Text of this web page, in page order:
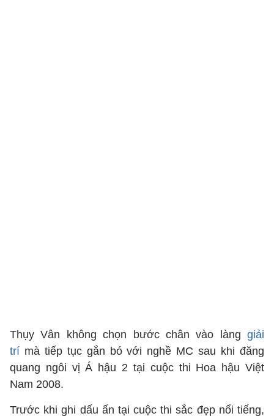
Thụy Vân không chọn bước chân vào làng giải
trí mà tiếp tục gắn bó với nghề MC sau khi đăng
quang ngôi vị Á hậu 2 tại cuộc thi Hoa hậu Việt
Nam 2008.
Trước khi ghi dấu ấn tại cuộc thi sắc đẹp nổi tiếng,